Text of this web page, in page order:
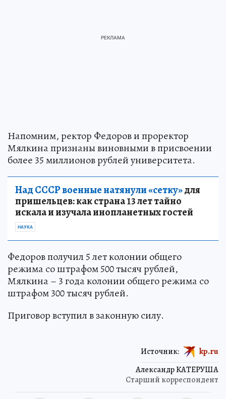
Напомним, ректор Федоров и проректор
Мялкина признаны виновными в присвоении
более 35 миллионов рублей университета.
Над СССР военные натянули «сетку»для
пришельцев: как страна 13 лет тайно
искала и изучала инопланетных гостей
НАУКА
Федоров получил 5 лет колонии общего
режима со штрафом 500 тысяч рублей,
Мялкина – 3 года колонии общего режима со
штрафом 300 тысяч рублей.
Приговор вступил в законную силу.
Александр КАТЕРУША
Старший корреспондент
Источник: kp.ru